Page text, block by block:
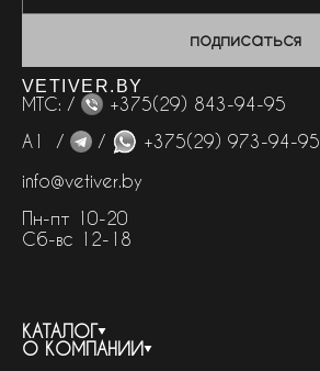
подписаться
VETIVER.BY
МТС: /
+375(29) 843-94-95
А1 /
/
+375(29) 973-94-95
info@vetiver.by
Пн-пт 10-20
Сб-вс 12-18
КАТАЛОГ
О КОМПАНИИ